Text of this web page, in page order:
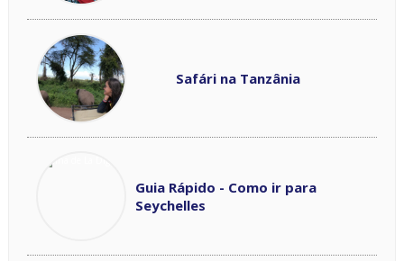
Safári na Tanzânia
Guia Rápido - Como ir para
Seychelles